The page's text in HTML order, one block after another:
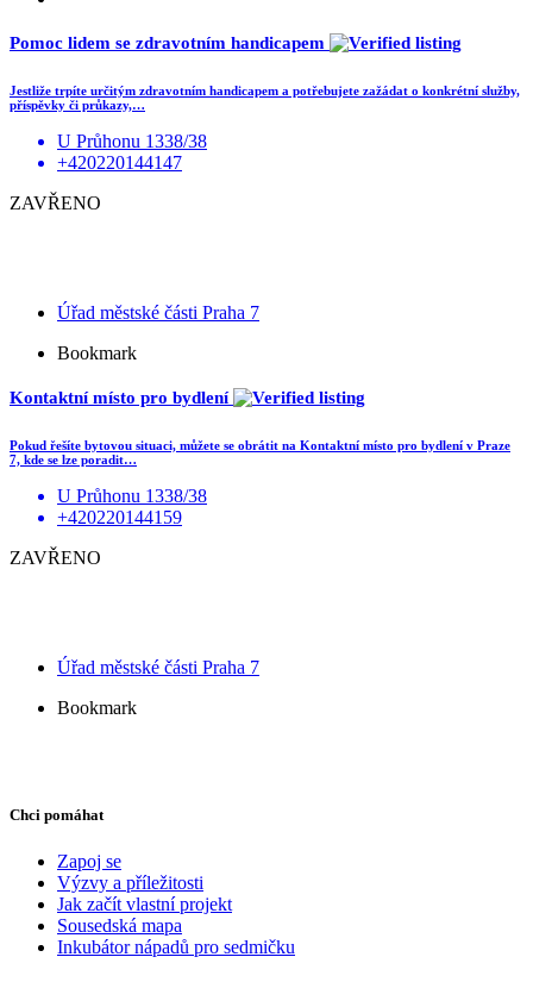
Pomoc lidem se zdravotním handicapem
Jestliže trpíte určitým zdravotním handicapem a potřebujete zažádat o konkrétní služby,
příspěvky či průkazy,…
U Průhonu 1338/38
+420220144147
ZAVŘENO
Úřad městské části Praha 7
Bookmark
Kontaktní místo pro bydlení
Pokud řešíte bytovou situaci, můžete se obrátit na Kontaktní místo pro bydlení v Praze
7, kde se lze poradit…
U Průhonu 1338/38
+420220144159
ZAVŘENO
Úřad městské části Praha 7
Bookmark
Chci pomáhat
Zapoj se
Výzvy a příležitosti
Jak začít vlastní projekt
Sousedská mapa
Inkubátor nápadů pro sedmičku